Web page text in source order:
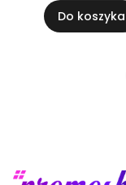
Do koszyka